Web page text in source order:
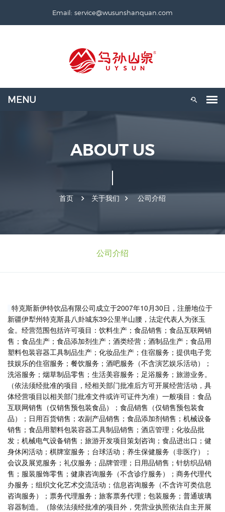
Email: service@wusunshanquan.com
ABOUT US
首页 关于我们 公司介绍
公司介绍
特克斯新伊特饮品有限公司成立于2007年10月30日，注册地位于
新疆伊犁州特克斯县八卦城东39公里半山腰，法定代表人为张玉
金。经营范围包括许可项目：饮料生产；食品销售；食品互联网销
售；食品生产；食品添加剂生产；酒类经营；酒制品生产；食品用
塑料包装容器工具制品生产；化妆品生产；住宿服务；提供电子竞
技娱乐的住宿服务；餐饮服务；酒吧服务（不含演艺娱乐活动）；
洗浴服务；烟草制品零售；生活美容服务；足浴服务；旅游业务。
（依法须经批准的项目，经相关部门批准后方可开展经营活动，具
体经营项目以相关部门批准文件或许可证件为准）一般项目：食品
互联网销售（仅销售预包装食品）；食品销售（仅销售预包装食
品）；日用百货销售；农副产品销售；食品添加剂销售；机械设备
销售；食品用塑料包装容器工具制品销售；酒店管理；化妆品批
发；机械电气设备销售；旅游开发项目策划咨询；食品进出口；健
身休闲活动；棋牌室服务；台球活动；养生保健服务（非医疗）；
会议及展览服务；礼仪服务；品牌管理；日用品销售；针纺织品销
售；服装服饰零售；健康咨询服务（不含诊疗服务）；商务代理代
办服务；组织文化艺术交流活动；信息咨询服务（不含许可类信息
咨询服务）；票务代理服务；旅客票务代理；包装服务；普通玻璃
容器制造。（除依法须经批准的项目外，凭营业执照依法自主开展